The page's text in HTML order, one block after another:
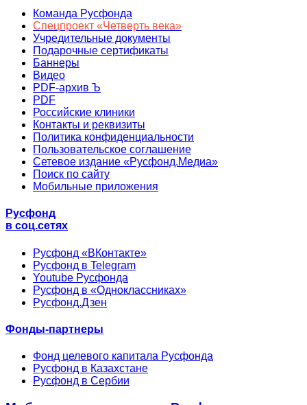
Команда Русфонда
Спецпроект «Четверть века»
Учредительные документы
Подарочные сертификаты
Баннеры
Видео
PDF-архив Ъ
PDF
Российские клиники
Контакты и реквизиты
Политика конфиденциальности
Пользовательское соглашение
Сетевое издание «Русфонд.Медиа»
Поиск по сайту
Мобильные приложения
Русфонд
в соц.сетях
Русфонд «ВКонтакте»
Русфонд в Telegram
Youtube Русфонда
Русфонд в «Одноклассниках»
Русфонд.Дзен
Фонды-партнеры
Фонд целевого капитала Русфонда
Русфонд в Казахстане
Русфонд в Сербии